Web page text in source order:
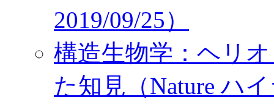
2019/09/25）
構造生物学：ヘリ
た知見（Nature ハ